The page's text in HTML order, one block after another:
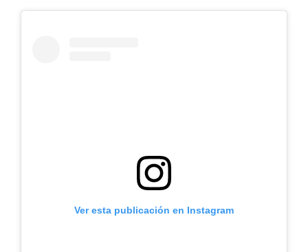
Ver esta publicación en Instagram